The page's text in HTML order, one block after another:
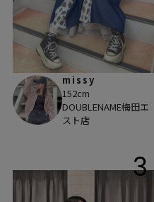
missy
152cm
DOUBLENAME梅田エ
スト店
3